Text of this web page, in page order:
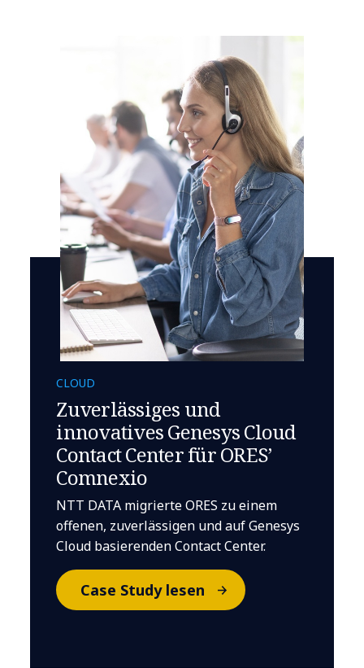
CLOUD
Zuverlässiges und
innovatives Genesys Cloud
Contact Center für ORES’
Comnexio
NTT DATA migrierte ORES zu einem
offenen, zuverlässigen und auf Genesys
Cloud basierenden Contact Center.
Case Study lesen